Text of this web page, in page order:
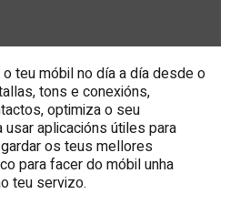
teu móbil no día a día desde o
tons e conexións,
optimiza o seu
aplicacións útiles para
os teus mellores
para facer do móbil unha
teu servizo.